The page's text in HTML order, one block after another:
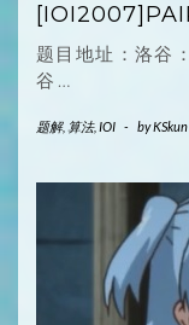
题目地址：洛谷
谷 …
题解, 算法, IOI - byKSkun